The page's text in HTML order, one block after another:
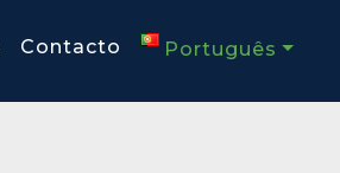
Contacto Português